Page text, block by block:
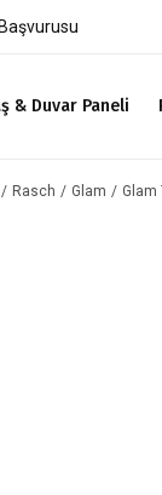
& Duvar Paneli
Rasch Glam Glam